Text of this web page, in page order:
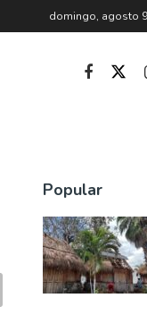
domingo, agosto
Popular